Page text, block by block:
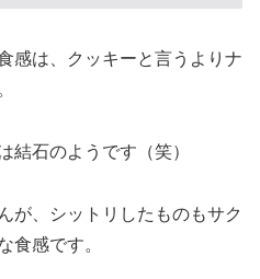
感は、クッキーと言うよりナ
結石のようです（笑）
が、シットリしたものもサク
食感です。